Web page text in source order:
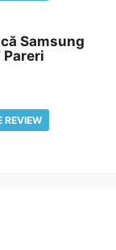
Samsung
Pareri
REVIEW